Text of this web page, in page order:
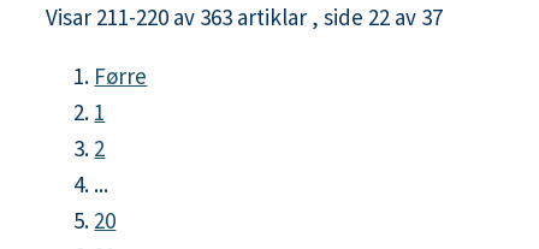
Visar 211-220 av 363 artiklar ,side 22 av 37
Førre
1
2
...
20